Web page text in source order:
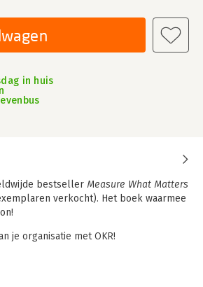
in huis
bestseller Measure What Matters
verkocht). Het boek waarmee
je organisatie met OKR!